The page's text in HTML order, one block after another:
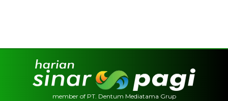
member of PT. Dentum Mediatama Grup